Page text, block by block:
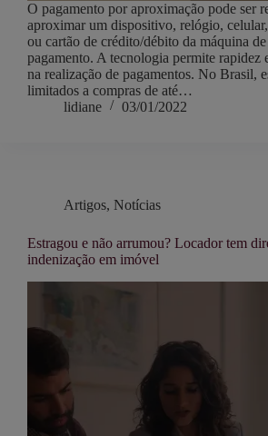
O pagamento por aproximação pode ser
aproximar um dispositivo, relógio,
ou cartão de crédito/débito da máquina de
pagamento. A tecnologia permite rapidez
na realização de pagamentos. No Brasil,
limitados a compras de até…
lidiane
03/01/2022
Artigos, Notícias
Estragou e não arrumou? Locador tem
indenização em imóvel